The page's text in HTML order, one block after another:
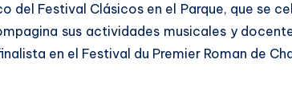
Festival Clásicos en el Parque, que se
sus actividades musicales y
en el Festival du Premier Roman de